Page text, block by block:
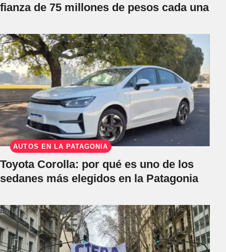
fianza de 75 millones de pesos cada una
AUTOS EN LA PATAGONIA
Toyota Corolla: por qué es uno de los
sedanes más elegidos en la Patagonia